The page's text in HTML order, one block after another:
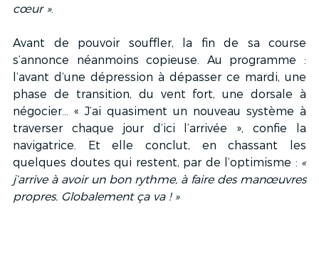
cœur ».
Avant de pouvoir souffler, la fin de sa course
s’annonce néanmoins copieuse. Au programme :
l’avant d’une dépression à dépasser ce mardi, une
phase de transition, du vent fort, une dorsale à
négocier… « J’ai quasiment un nouveau système à
traverser chaque jour d’ici l’arrivée », confie la
navigatrice. Et elle conclut, en chassant les
quelques doutes qui restent, par de l’optimisme : «
j’arrive à avoir un bon rythme, à faire des manœuvres
propres. Globalement ça va ! »